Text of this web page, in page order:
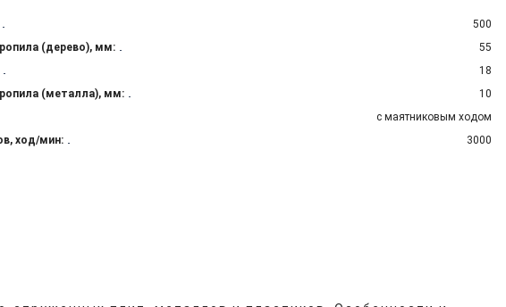
500
(дерево), мм:
55
18
(металла), мм:
10
с маятниковым ходом
ход/мин:
3000